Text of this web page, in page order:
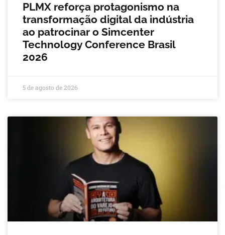
PLMX reforça protagonismo na
transformação digital da indústria
ao patrocinar o Simcenter
Technology Conference Brasil
2026
5 de agosto de 2026